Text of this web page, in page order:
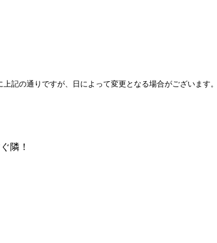
記の通りですが、日によって変更となる場合がございます
隣！